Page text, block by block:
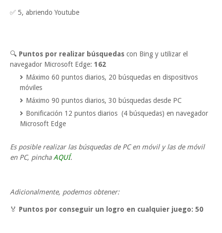
✅ 5, abriendo Youtube
🔍 Puntos por realizar búsquedas con Bing y utilizar el
navegador Microsoft Edge: 162
Máximo 60 puntos diarios, 20 búsquedas en dispositivos
móviles
Máximo 90 puntos diarios, 30 búsquedas desde PC
Bonificación 12 puntos diarios (4 búsquedas) en navegador
Microsoft Edge
Es posible realizar las búsquedas de PC en móvil y las de móvil
en PC, pinchaAQUÍ.
Adicionalmente, podemos obtener:
🏅 Puntos por conseguir un logro en cualquier juego: 50